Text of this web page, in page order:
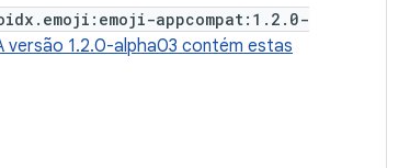
appcompat:1.2.0-
versão 1.2.0-alpha03 contém estas